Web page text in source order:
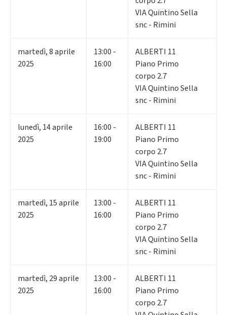
VIA Quintino Sella
snc - Rimini
martedì,8aprile
2025
13:00 -
16:00
ALBERTI 11
Piano Primo
corpo 2.7
VIA Quintino Sella
snc - Rimini
lunedì, 14aprile
2025
16:00 -
19:00
ALBERTI 11
Piano Primo
corpo 2.7
VIA Quintino Sella
snc - Rimini
martedì, 15aprile
2025
13:00 -
16:00
ALBERTI 11
Piano Primo
corpo 2.7
VIA Quintino Sella
snc - Rimini
martedì, 29aprile
2025
13:00 -
16:00
ALBERTI 11
Piano Primo
corpo 2.7